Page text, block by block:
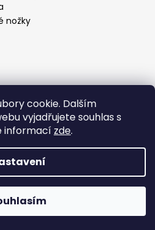
cookie. Dalším
vyjadřujete souhlas s
informací zde.
nožky
Shoptet
. Všechna práva vyhrazena.